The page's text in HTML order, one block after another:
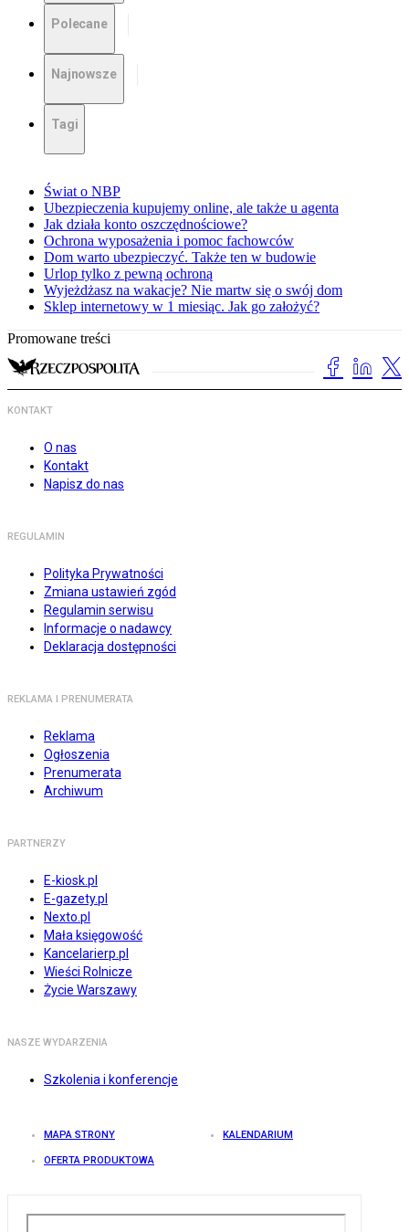
Polecane
Najnowsze
Tagi
Świat o NBP
Ubezpieczenia kupujemy online, ale także u agenta
Jak działa konto oszczędnościowe?
Ochrona wyposażenia i pomoc fachowców
Dom warto ubezpieczyć. Także ten w budowie
Urlop tylko z pewną ochroną
Wyjeżdżasz na wakacje? Nie martw się o swój dom
Sklep internetowy w 1 miesiąc. Jak go założyć?
Promowane treści
KONTAKT
O nas
Kontakt
Napisz do nas
REGULAMIN
Polityka Prywatności
Zmiana ustawień zgód
Regulamin serwisu
Informacje o nadawcy
Deklaracja dostępności
REKLAMA I PRENUMERATA
Reklama
Ogłoszenia
Prenumerata
Archiwum
PARTNERZY
E-kiosk.pl
E-gazety.pl
Nexto.pl
Mała księgowość
Kancelarierp.pl
Wieści Rolnicze
Życie Warszawy
NASZE WYDARZENIA
Szkolenia i konferencje
MAPA STRONY KALENDARIUM
OFERTA PRODUKTOWA